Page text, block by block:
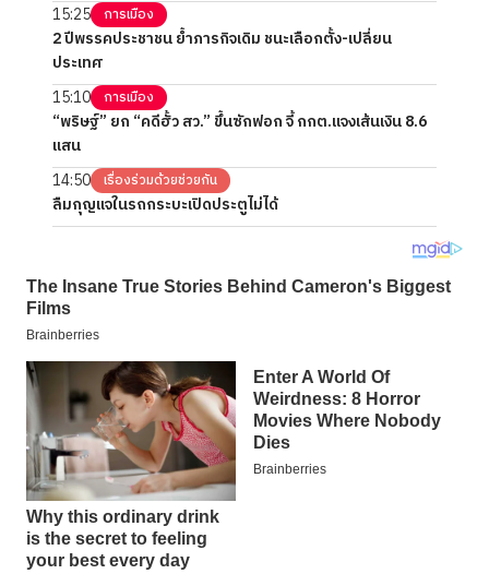
15:25
การเมือง
2 ปีพรรคประชาชน ย้ำภารกิจเดิม ชนะเลือกตั้ง-เปลี่ยน
ประเทศ
15:10
การเมือง
“พริษฐ์” ยก “คดีฮั้ว สว.” ขึ้นซักฟอก จี้ กกต.แจงเส้นเงิน 8.6
แสน
14:50
เรื่องร่วมด้วยช่วยกัน
ลืมกุญแจในรถกระบะเปิดประตูไม่ได้